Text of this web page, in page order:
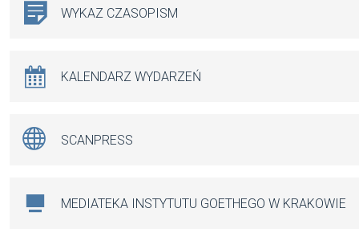
WYKAZ CZASOPISM
KALENDARZ WYDARZEŃ
SCANPRESS
MEDIATEKA INSTYTUTU GOETHEGO W KRAKOWIE